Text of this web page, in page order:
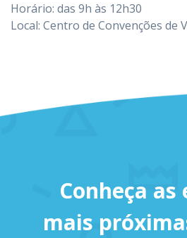
Horário: das 9h às 12h30
Local: Centro de Convenções de
Conheça as
mais